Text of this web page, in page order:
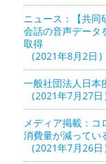
ニュース：【共同
会話の音声データ
取得
2021年8月2日
一般社団法人日本
2021年7月27日
メディア掲載：コ
消費量が減ってい
2021年7月26日